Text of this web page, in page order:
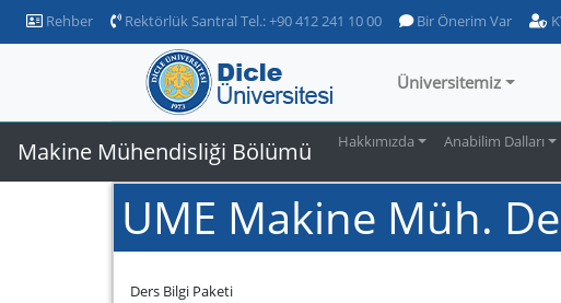
Rehber Rektörlük Santral Tel.: +90 412 241 10 00 Bir Önerim Var
Üniversitemiz
Makine Mühendisliği Bölümü Hakkımızda Anabilim Dalları
UME Makine Müh.
Ders Bilgi Paketi